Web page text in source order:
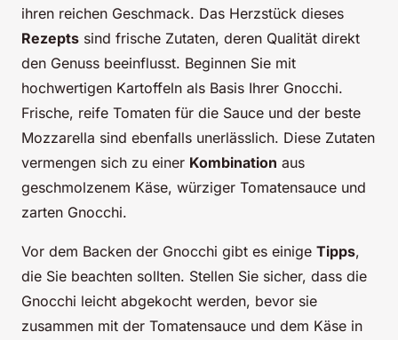
ihren reichen Geschmack. Das Herzstück dieses
Rezepts sind frische Zutaten, deren Qualität direkt
den Genuss beeinflusst. Beginnen Sie mit
hochwertigen Kartoffeln als Basis Ihrer Gnocchi.
Frische, reife Tomaten für die Sauce und der beste
Mozzarella sind ebenfalls unerlässlich. Diese Zutaten
vermengen sich zu einer Kombination aus
geschmolzenem Käse, würziger Tomatensauce und
zarten Gnocchi.
Vor dem Backen der Gnocchi gibt es einige Tipps,
die Sie beachten sollten. Stellen Sie sicher, dass die
Gnocchi leicht abgekocht werden, bevor sie
zusammen mit der Tomatensauce und dem Käse in